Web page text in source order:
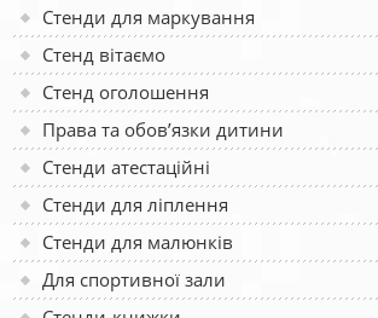
Стенди для маркування
Стенд вітаємо
Стенд оголошення
Права та обов’язки дитини
Стенди атестаційні
Стенди для ліплення
Стенди для малюнків
Для спортивної зали